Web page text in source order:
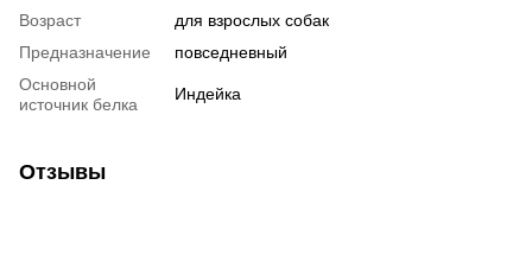
Возраст
для взрослых собак
Предназначение
повседневный
Основной
источник белка
Индейка
Отзывы